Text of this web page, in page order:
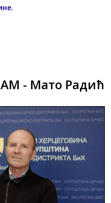
- Матo Радић